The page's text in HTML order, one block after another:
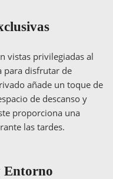
vistas privilegiadas al
para disfrutar de
añade un toque de
de descanso y
proporciona una
las tardes.
Entorno